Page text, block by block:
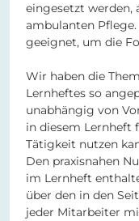
eingesetzt werden,
ambulanten
geeignet, um die
Wir haben die
Lernheftes so
unabhängig von
in diesem Lernheft
Tätigkeit nutzen
Den praxisnahen
im Lernheft
über den in den
jeder Mitarbeiter